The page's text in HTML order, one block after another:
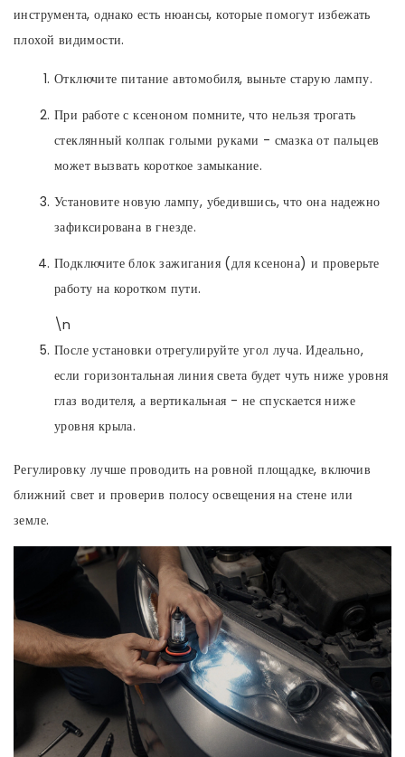
инструмента, однако есть нюансы, которые помогут избежать
плохой видимости.
Отключите питание автомобиля, выньте старую лампу.
При работе с ксеноном помните, что нельзя трогать
стеклянный колпак голыми руками - смазка от пальцев
может вызвать короткое замыкание.
Установите новую лампу, убедившись, что она надежно
зафиксирована в гнезде.
Подключите блок зажигания (для ксенона) и проверьте
работу на коротком пути.
\n
После установки отрегулируйте угол луча. Идеально,
если горизонтальная линия света будет чуть ниже уровня
глаз водителя, а вертикальная - не спускается ниже
уровня крыла.
Регулировку лучше проводить на ровной площадке, включив
ближний свет и проверив полосу освещения на стене или
земле.